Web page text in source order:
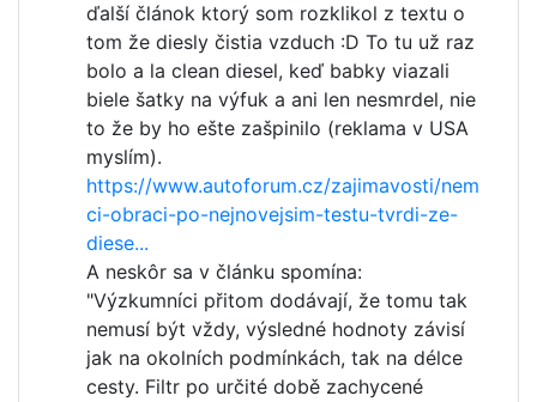
ďalší článok ktorý som rozklikol z textu o
tom že diesly čistia vzduch :D To tu už raz
bolo a la clean diesel, keď babky viazali
biele šatky na výfuk a ani len nesmrdel, nie
to že by ho ešte zašpinilo (reklama v USA
myslím).
https://www.autoforum.cz/zajimavosti/nem
ci-obraci-po-nejnovejsim-testu-tvrdi-ze-
diese...
A neskôr sa v článku spomína:
"Výzkumníci přitom dodávají, že tomu tak
nemusí být vždy, výsledné hodnoty závisí
jak na okolních podmínkách, tak na délce
cesty. Filtr po určité době zachycené